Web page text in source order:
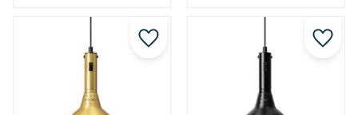
kabel och höjd som finns
kabel och höjd som finns
Lägg till i favoriter Lägg